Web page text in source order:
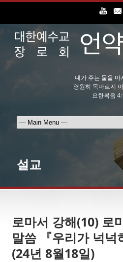
내가 주는 물을 마
영원히 목마르지
요한복음
설교
로마서 강해(10) 로
말씀 『우리가 넉넉
(24년 8월18일)